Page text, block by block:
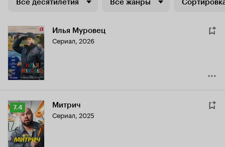
Все десятилетия Все жанры
Илья Муровец
Сериал, 2026
Рейтинг
Кинопоиска
7.4
7.4 Митрич
Сериал, 2025